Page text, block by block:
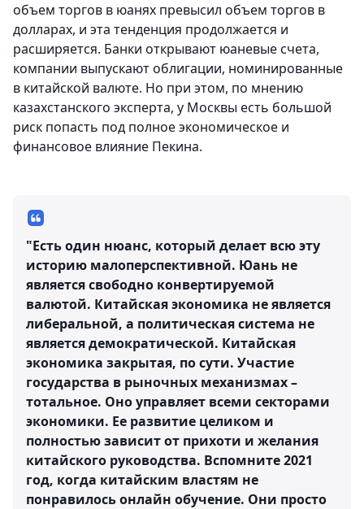
объем торгов в юанях превысил объем торгов в
долларах, и эта тенденция продолжается и
расширяется. Банки открывают юаневые счета,
компании выпускают облигации, номинированные
в китайской валюте. Но при этом, по мнению
казахстанского эксперта, у Москвы есть большой
риск попасть под полное экономическое и
финансовое влияние Пекина.
"Есть один нюанс, который делает всю эту
историю малоперспективной. Юань не
является свободно конвертируемой
валютой. Китайская экономика не является
либеральной, а политическая система не
является демократической. Китайская
экономика закрытая, по сути. Участие
государства в рыночных механизмах –
тотальное. Оно управляет всеми секторами
экономики. Ее развитие целиком и
полностью зависит от прихоти и желания
китайского руководства. Вспомните 2021
год, когда китайским властям не
понравилось онлайн обучение. Они просто